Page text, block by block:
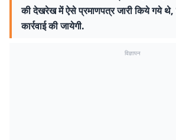
की देखरेख में ऐसे प्रमाणपत्र जारी किये गये
कार्रवाई की जायेगी.
विज्ञापन